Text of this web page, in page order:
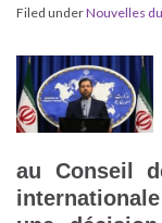
Filed underNouvelles
au Conseil